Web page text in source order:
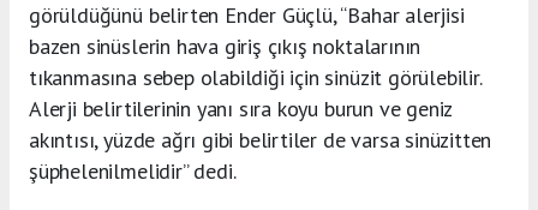
görüldüğünü belirten Ender Güçlü, “Bahar alerjisi
bazen sinüslerin hava giriş çıkış noktalarının
tıkanmasına sebep olabildiği için sinüzit görülebilir.
Alerji belirtilerinin yanı sıra koyu burun ve geniz
akıntısı, yüzde ağrı gibi belirtiler de varsa sinüzitten
şüphelenilmelidir” dedi.